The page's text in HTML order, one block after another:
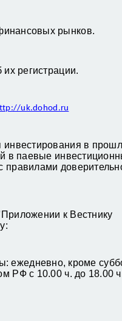
рынков.
регистрации.
uk.dohod.ru
инвестирования в
в паевые
к Вестнику
ежедневно, кроме
РФ с 10.00 ч. до 18.00